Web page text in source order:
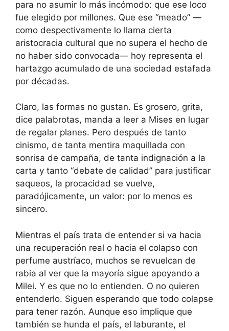
para no asumir lo más incómodo: que ese loco
fue elegido por millones. Que ese “meado” —
como despectivamente lo llama cierta
aristocracia cultural que no supera el hecho de
no haber sido convocada— hoy representa el
hartazgo acumulado de una sociedad estafada
por décadas.
Claro, las formas no gustan. Es grosero, grita,
dice palabrotas, manda a leer a Mises en lugar
de regalar planes. Pero después de tanto
cinismo, de tanta mentira maquillada con
sonrisa de campaña, de tanta indignación a la
carta y tanto “debate de calidad” para justificar
saqueos, la procacidad se vuelve,
paradójicamente, un valor: por lo menos es
sincero.
Mientras el país trata de entender si va hacia
una recuperación real o hacia el colapso con
perfume austríaco, muchos se revuelcan de
rabia al ver que la mayoría sigue apoyando a
Milei. Y es que no lo entienden. O no quieren
entenderlo. Siguen esperando que todo colapse
para tener razón. Aunque eso implique que
también se hunda el país, el laburante, el